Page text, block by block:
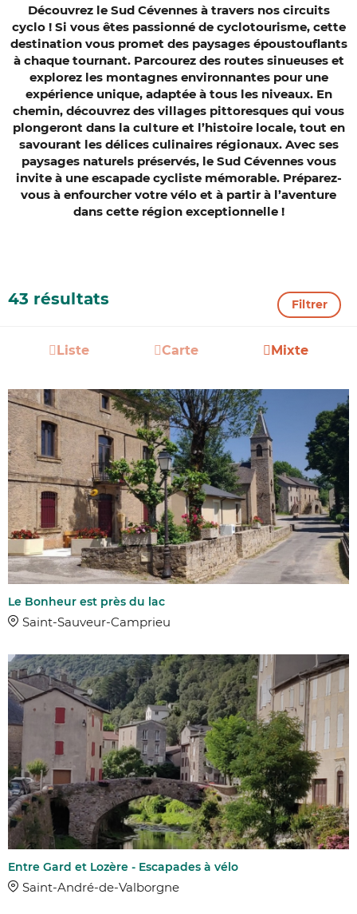
Découvrez le Sud Cévennes à travers nos circuits
cyclo ! Si vous êtes passionné de cyclotourisme, cette
destination vous promet des paysages époustouflants
à chaque tournant. Parcourez des routes sinueuses et
explorez les montagnes environnantes pour une
expérience unique, adaptée à tous les niveaux. En
chemin, découvrez des villages pittoresques qui vous
plongeront dans la culture et l’histoire locale, tout en
savourant les délices culinaires régionaux. Avec ses
paysages naturels préservés, le Sud Cévennes vous
invite à une escapade cycliste mémorable. Préparez-
vous à enfourcher votre vélo et à partir à l’aventure
dans cette région exceptionnelle !
43 résultats Filtrer
Liste Carte Mixte
Le Bonheur est près du lac
Saint-Sauveur-Camprieu
Entre Gard et Lozère - Escapades à vélo
Saint-André-de-Valborgne